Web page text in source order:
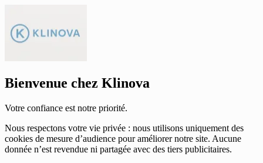
Bienvenue chez Klinova
Votre confiance est notre priorité.
Nous respectons votre vie privée : nous utilisons uniquement des
cookies de mesure d’audience pour améliorer notre site. Aucune
donnée n’est revendue ni partagée avec des tiers publicitaires.